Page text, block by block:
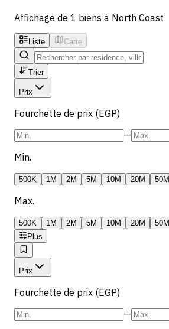
Affichage de 1 biens à North Coast
Liste Carte
Trier
Prix
Fourchette de prix (EGP)
—
Min.
500K 1M 2M 5M 10M 20M 50M
Max.
500K 1M 2M 5M 10M 20M
50M
Plus
Prix
Fourchette de prix (EGP)
—